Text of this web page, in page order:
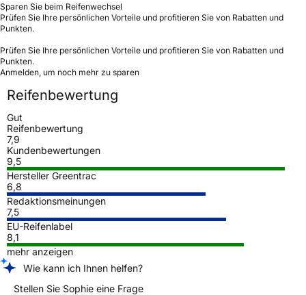
Sparen Sie beim Reifenwechsel
Prüfen Sie Ihre persönlichen Vorteile und profitieren Sie von Rabatten und
Punkten.
Prüfen Sie Ihre persönlichen Vorteile und profitieren Sie von Rabatten und
Punkten.
Anmelden, um noch mehr zu sparen
Reifenbewertung
Gut
Reifenbewertung
7,9
Kundenbewertungen
9,5
Hersteller Greentrac
6,8
Redaktionsmeinungen
7,5
EU-Reifenlabel
8,1
mehr anzeigen
Wie kann ich Ihnen helfen?
Stellen Sie Sophie eine Frage